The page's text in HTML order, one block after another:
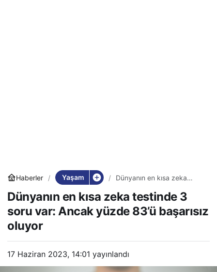
Haberler Yaşam
Dünyanın en kısa zeka
yüzde 83’ü başarısız oluyor
Dünyanın en kısa zeka testinde 3
soru var: Ancak yüzde 83’ü başarısız
oluyor
17 Haziran 2023, 14:01 yayınlandı